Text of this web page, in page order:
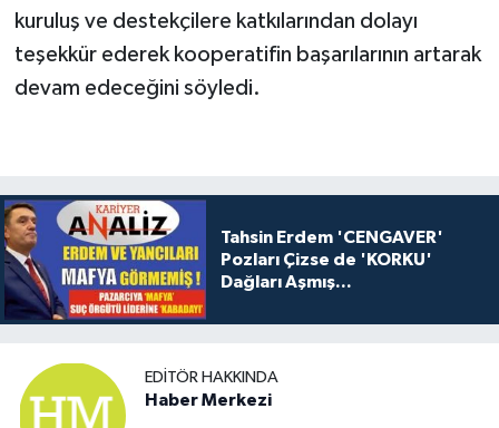
kuruluş ve destekçilere katkılarından dolayı
teşekkür ederek kooperatifin başarılarının artarak
devam edeceğini söyledi.
Tahsin Erdem 'CENGAVER'
Pozları Çizse de 'KORKU'
Dağları Aşmış...
EDITÖR HAKKINDA
Haber Merkezi